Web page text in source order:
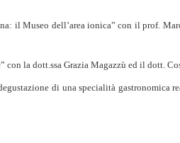
il Museo dell’area ionica” con il prof.
con la dott.ssa Grazia Magazzù ed il dott.
di una specialità gastronomica